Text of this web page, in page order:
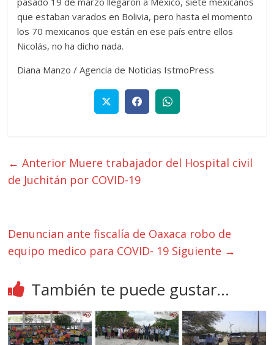
que estaban varados en Bolivia, pero hasta el momento
los 70 mexicanos que están en ese país entre ellos
Nicolás, no ha dicho nada.
Diana Manzo / Agencia de Noticias IstmoPress
← Anterior Muere trabajador del Hospital civil
de Juchitán por COVID-19
Denuncian ante fiscalía de Oaxaca robo de
equipo medico para COVID- 19 Siguiente →
También te puede gustar...